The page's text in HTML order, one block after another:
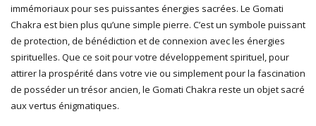
immémoriaux pour ses puissantes énergies sacrées. Le Gomati
Chakra est bien plus qu’une simple pierre. C’est un symbole puissant
de protection, de bénédiction et de connexion avec les énergies
spirituelles. Que ce soit pour votre développement spirituel, pour
attirer la prospérité dans votre vie ou simplement pour la fascination
de posséder un trésor ancien, le Gomati Chakra reste un objet sacré
aux vertus énigmatiques.